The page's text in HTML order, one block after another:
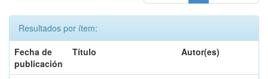
Resultados por ítem:
Fecha de
publicación
Título Autor(es)